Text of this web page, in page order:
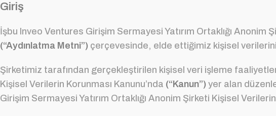
Giriş
İşbu Inveo Ventures Girişim Sermayesi Yatırım Ortaklığı
(“Aydınlatma Metni”) çerçevesinde, elde ettiğimiz kişisel
Şirketimiz tarafından gerçekleştirilen kişisel veri işleme
Kişisel Verilerin Korunması Kanunu’nda (“Kanun”) yer alan
Girişim Sermayesi Yatırım Ortaklığı Anonim Şirketi Kişisel